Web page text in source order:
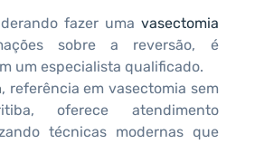
fazer uma vasectomia
sobre a reversão, é
um especialista qualificado.
, referência em vasectomia sem
oferece atendimento
técnicas modernas que